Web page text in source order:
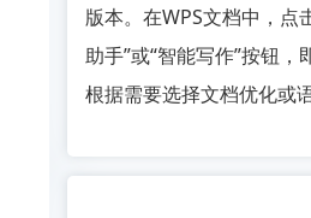
版本。在WPS文档中，点
助手”或“智能写作”按钮，
根据需要选择文档优化或